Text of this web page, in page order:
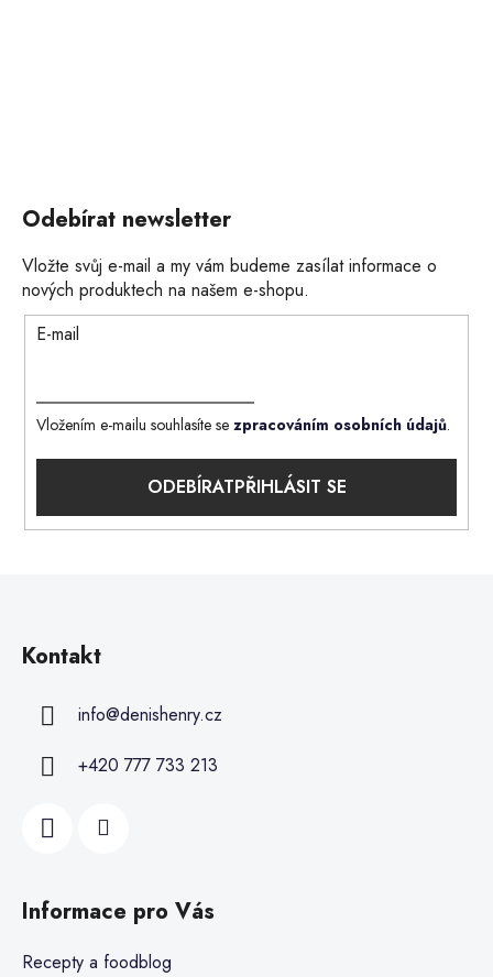
Odebírat newsletter
Vložte svůj e-mail a my vám budeme zasílat informace o
nových produktech na našem e-shopu.
E-mail
Vložením e-mailu souhlasíte se zpracováním osobních údajů.
PŘIHLÁSIT SE
Kontakt
info@denishenry.cz
+420 777 733 213
Informace pro Vás
Recepty a foodblog